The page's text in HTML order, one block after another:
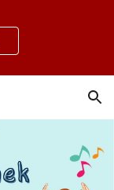
Skip to navigation